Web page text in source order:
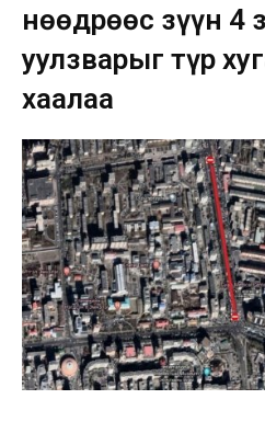
Өнөөдрөөс зүүн 4
уулзварыг түр
хаалаа